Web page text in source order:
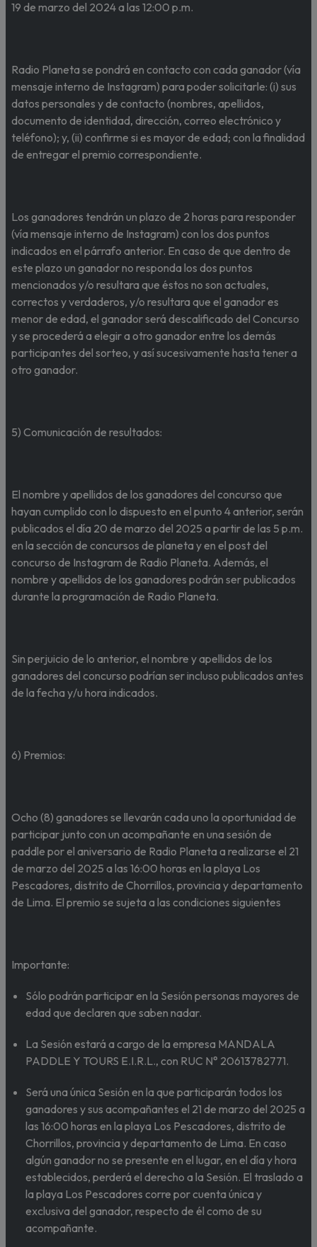
19 de marzo del 2024 a las 12:00 p.m.
Radio Planeta se pondrá en contacto con cada ganador (vía
mensaje interno de Instagram) para poder solicitarle: (i) sus
datos personales y de contacto (nombres, apellidos,
documento de identidad, dirección, correo electrónico y
teléfono); y, (ii) confirme si es mayor de edad; con la finalidad
de entregar el premio correspondiente.
Los ganadores tendrán un plazo de 2 horas para responder
(vía mensaje interno de Instagram) con los dos puntos
indicados en el párrafo anterior. En caso de que dentro de
este plazo un ganador no responda los dos puntos
mencionados y/o resultara que éstos no son actuales,
correctos y verdaderos, y/o resultara que el ganador es
menor de edad, el ganador será descalificado del Concurso
y se procederá a elegir a otro ganador entre los demás
participantes del sorteo, y así sucesivamente hasta tener a
otro ganador.
5) Comunicación de resultados:
El nombre y apellidos de los ganadores del concurso que
hayan cumplido con lo dispuesto en el punto 4 anterior, serán
publicados el día 20 de marzo del 2025 a partir de las 5 p.m.
en la sección de concursos de planeta y en el post del
concurso de Instagram de Radio Planeta. Además, el
nombre y apellidos de los ganadores podrán ser publicados
durante la programación de Radio Planeta.
Sin perjuicio de lo anterior, el nombre y apellidos de los
ganadores del concurso podrían ser incluso publicados antes
de la fecha y/u hora indicados.
6) Premios:
Ocho (8) ganadores se llevarán cada uno la oportunidad de
participar junto con un acompañante en una sesión de
paddle por el aniversario de Radio Planeta a realizarse el 21
de marzo del 2025 a las 16:00 horas en la playa Los
Pescadores, distrito de Chorrillos, provincia y departamento
de Lima. El premio se sujeta a las condiciones siguientes
Importante:
Sólo podrán participar en la Sesión personas mayores de
edad que declaren que saben nadar.
La Sesión estará a cargo de la empresa MANDALA
PADDLE Y TOURS E.I.R.L., con RUC N° 20613782771.
Será una única Sesión en la que participarán todos los
ganadores y sus acompañantes el 21 de marzo del 2025 a
las 16:00 horas en la playa Los Pescadores, distrito de
Chorrillos, provincia y departamento de Lima. En caso
algún ganador no se presente en el lugar, en el día y hora
establecidos, perderá el derecho a la Sesión. El traslado a
la playa Los Pescadores corre por cuenta única y
exclusiva del ganador, respecto de él como de su
acompañante.